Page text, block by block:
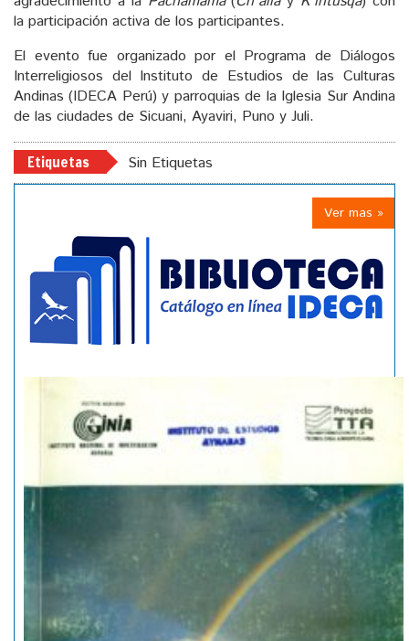
la participación activa de los participantes.
El evento fue organizado por el Programa de Diálogos
Interreligiosos del Instituto de Estudios de las Culturas
Andinas (IDECA Perú) y parroquias de la Iglesia Sur Andina
de las ciudades de Sicuani, Ayaviri, Puno y Juli.
Etiquetas Sin Etiquetas
Ver mas »